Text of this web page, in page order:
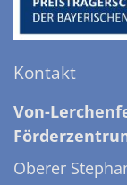
Kontakt
Von-
Oberer